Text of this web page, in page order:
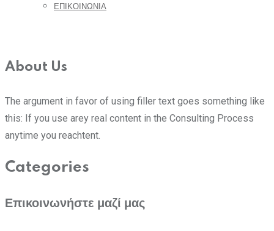
ΕΠΙΚΟΙΝΩΝΙΑ
About Us
The argument in favor of using filler text goes something like
this: If you use arey real content in the Consulting Process
anytime you reachtent.
Categories
Επικοινωνήστε μαζί μας